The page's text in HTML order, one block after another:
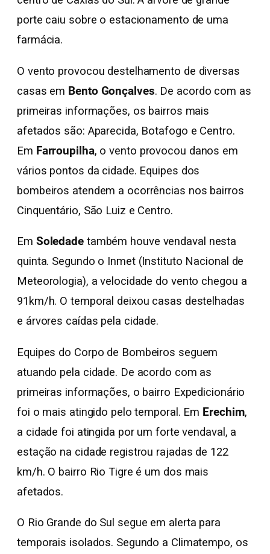
porte caiu sobre o estacionamento de uma
farmácia.
O vento provocou destelhamento de diversas
casas em Bento Gonçalves. De acordo com as
primeiras informações, os bairros mais
afetados são: Aparecida, Botafogo e Centro.
Em Farroupilha, o vento provocou danos em
vários pontos da cidade. Equipes dos
bombeiros atendem a ocorrências nos bairros
Cinquentário, São Luiz e Centro.
Em Soledadetambém houve vendaval nesta
quinta. Segundo o Inmet (Instituto Nacional de
Meteorologia), a velocidade do vento chegou a
91km/h. O temporal deixou casas destelhadas
e árvores caídas pela cidade.
Equipes do Corpo de Bombeiros seguem
atuando pela cidade. De acordo com as
primeiras informações, o bairro Expedicionário
foi o mais atingido pelo temporal. Em Erechim,
a cidade foi atingida por um forte vendaval, a
estação na cidade registrou rajadas de 122
km/h. O bairro Rio Tigre é um dos mais
afetados.
O Rio Grande do Sul segue em alerta para
temporais isolados. Segundo a Climatempo, os